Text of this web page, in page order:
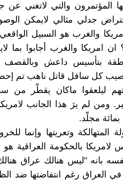
المؤتمرون والتي لاتغني
جدلي مثالي لايمكن
والغرب هو السبيل
ان امريكا والغرب أجابوا بما
بتأسيس داعش وبالقصف
كل سافل قاتل ناهب تم
ليلعقوا ماكان يقطّر من
ومن لم يرَ هذا الجانب
بمائة مجلّد.
وتعريتها وإنما
بالحكومة العراقية هو
بانه "ليس هنالك عراق
العراق رغم انتفاضتها ضد